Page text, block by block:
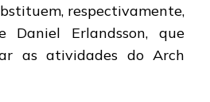
respectivamente,
Daniel Erlandsson, que
as atividades do Arch